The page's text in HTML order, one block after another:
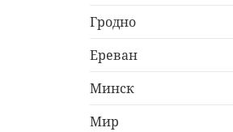
Гродно
Ереван
Минск
Мир